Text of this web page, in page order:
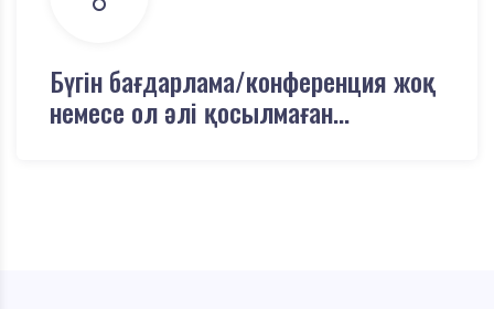
Бүгін бағдарлама/конференция жоқ
немесе ол әлі қосылмаған...